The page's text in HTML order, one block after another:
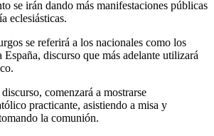
se irán dando más manifestaciones públicas
eclesiásticas.
se referirá a los nacionales como los
España, discurso que más adelante utilizará
comenzará a mostrarse
practicante, asistiendo a misa y
la comunión.